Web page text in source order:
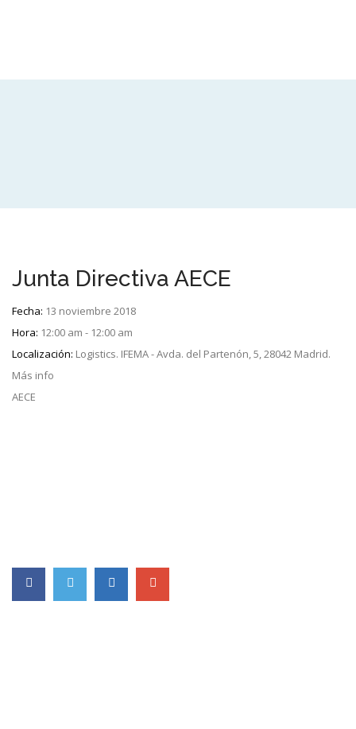
Junta Directiva AECE
Fecha: 13 noviembre 2018
Hora: 12:00 am - 12:00 am
Localización: Logistics. IFEMA - Avda. del Partenón, 5, 28042 Madrid.
Más info
AECE